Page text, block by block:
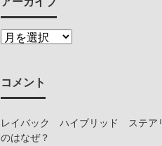
コメント
レイバック ハイブリッド ステア
のはなぜ？